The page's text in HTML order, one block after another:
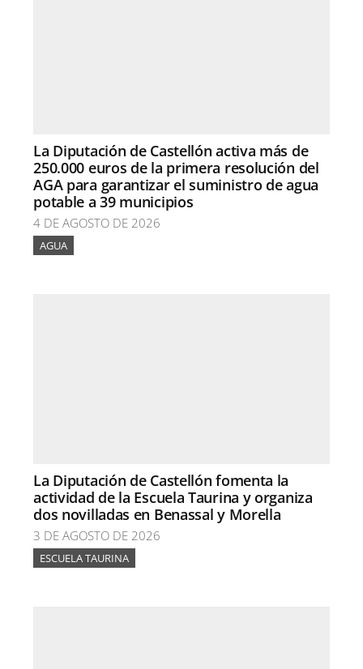
La Diputación de Castellón activa más de
250.000 euros de la primera resolución del
AGA para garantizar el suministro de agua
potable a 39 municipios
4 DE AGOSTO DE 2026
AGUA
La Diputación de Castellón fomenta la
actividad de la Escuela Taurina y organiza
dos novilladas en Benassal y Morella
3 DE AGOSTO DE 2026
ESCUELA TAURINA